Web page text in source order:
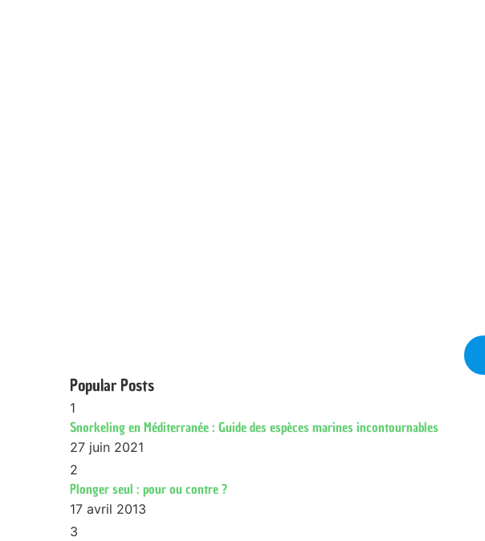
Popular Posts
1
Snorkeling en Méditerranée : Guide des espèces marines incontournables
27 juin 2021
2
Plonger seul : pour ou contre ?
17 avril 2013
3